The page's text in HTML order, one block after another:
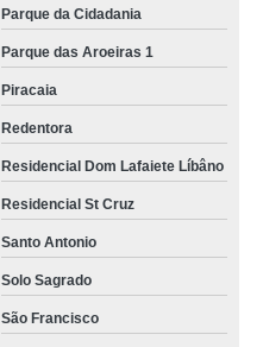
Parque da Cidadania
Parque das Aroeiras 1
Piracaia
Redentora
Residencial Dom Lafaiete Líbâno
Residencial St Cruz
Santo Antonio
Solo Sagrado
São Francisco